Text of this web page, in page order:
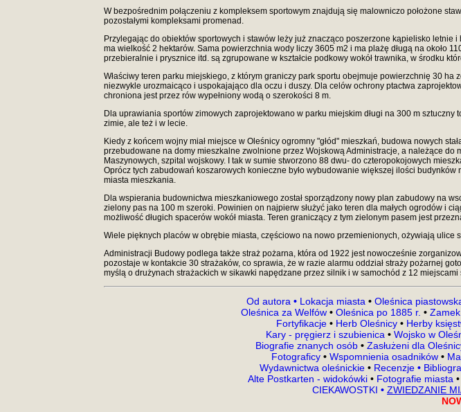
W bezpośrednim połączeniu z kompleksem sportowym znajdują się malowniczo położone
pozostałymi kompleksami promenad.
Przylegając do obiektów sportowych i stawów leży już znacząco poszerzone kąpielisko letnie
ma wielkość 2 hektarów. Sama powierzchnia wody liczy 3605 m2 i ma plażę długą na około
przebieralnie i prysznice itd. są zgrupowane w kształcie podkowy wokół trawnika, w środku
Właściwy teren parku miejskiego, z którym graniczy park sportu obejmuje powierzchnię 30
niezwykle urozmaicąco i uspokajająco dla oczu i duszy. Dla celów ochrony ptactwa
chroniona jest przez rów wypełniony wodą o szerokości 8 m.
Dla uprawiania sportów zimowych zaprojektowano w parku miejskim długi na 300 m
zimie, ale też i w lecie.
Kiedy z końcem wojny miał miejsce w Oleśnicy ogromny "głód" mieszkań, budowa nowych
przebudowane na domy mieszkalne zwolnione przez Wojskową Administracje, a należące do
Maszynowych, szpital wojskowy. I tak w sumie stworzono 88 dwu- do czteropokojowych
Oprócz tych zabudowań koszarowych konieczne było wybudowanie większej ilości
miasta mieszkania.
Dla wspierania budownictwa mieszkaniowego został sporządzony nowy plan zabudowy na
zielony pas na 100 m szeroki. Powinien on najpierw służyć jako teren dla małych ogrodów i
możliwość długich spacerów wokół miasta. Teren graniczący z tym zielonym pasem jest
Wiele pięknych placów w obrębie miasta, częściowo na nowo przemienionych, ożywiają ulice
Administracji Budowy podlega także straż pożarna, która od 1922 jest nowocześnie
pozostaje w kontakcie 30 strażaków, co sprawia, że w razie alarmu oddział straży pożarnej
myślą o drużynach strażackich w sikawki napędzane przez silnik i w samochód z 12 miejscami
Od autora • Lokacja miasta • Oleśnica
Oleśnica za Welfów • Oleśnica po 1885 r. •
Fortyfikacje •Herb Oleśnicy • Herby
Kary - pręgierz i szubienica • Wojsko w
Biografie znanych osób • Zasłużeni dla
Fotograficy • Wspomnienia osadników •
Wydawnictwa oleśnickie • Recenzje •
Alte Postkarten - widokówki • Fotografie miasta •
CIEKAWOSTKI • ZWIEDZANIE